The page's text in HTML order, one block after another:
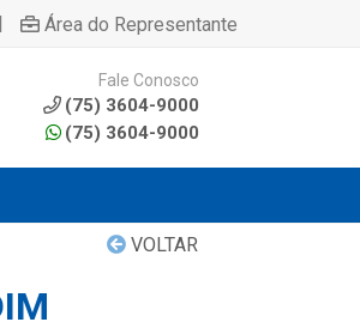
| Área do Representante
Fale Conosco
(75) 3604-9000
(75) 3604-9000
VOLTAR